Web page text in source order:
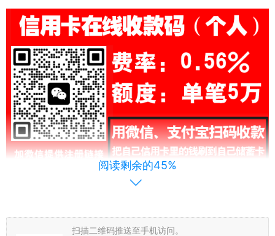
阅读剩余的45%
扫描二维码推送至手机访问。